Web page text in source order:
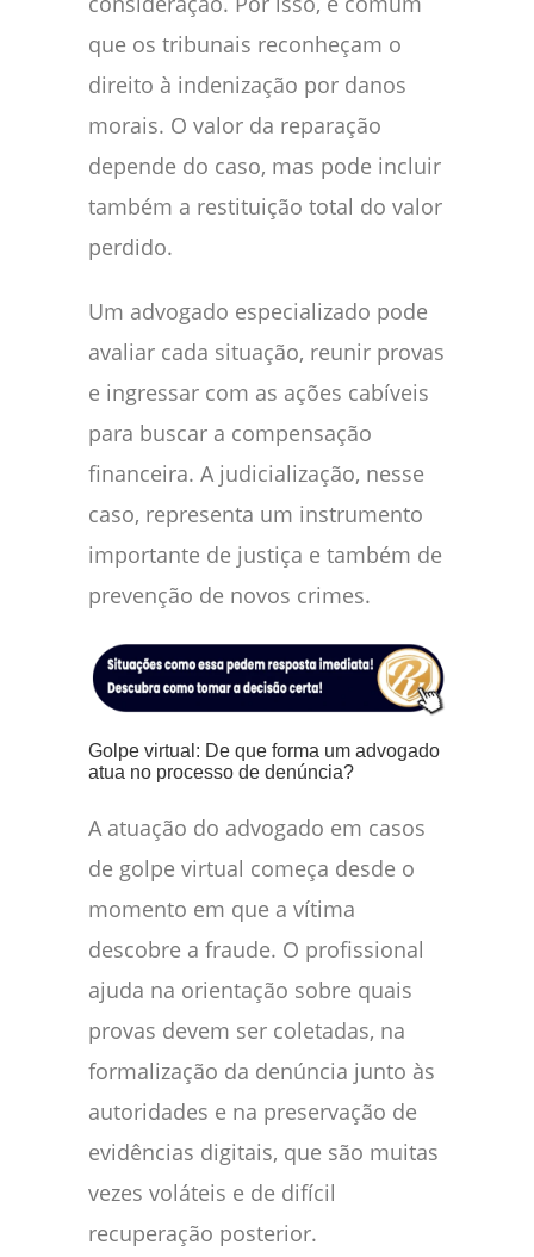
que os tribunais reconheçam o
direito à indenização por danos
morais. O valor da reparação
depende do caso, mas pode incluir
também a restituição total do valor
perdido.
Um advogado especializado pode
avaliar cada situação, reunir provas
e ingressar com as ações cabíveis
para buscar a compensação
financeira. A judicialização, nesse
caso, representa um instrumento
importante de justiça e também de
prevenção de novos crimes.
Golpe virtual: De que forma um advogado
atua no processo de denúncia?
A atuação do advogado em casos
de golpe virtual começa desde o
momento em que a vítima
descobre a fraude. O profissional
ajuda na orientação sobre quais
provas devem ser coletadas, na
formalização da denúncia junto às
autoridades e na preservação de
evidências digitais, que são muitas
vezes voláteis e de difícil
recuperação posterior.